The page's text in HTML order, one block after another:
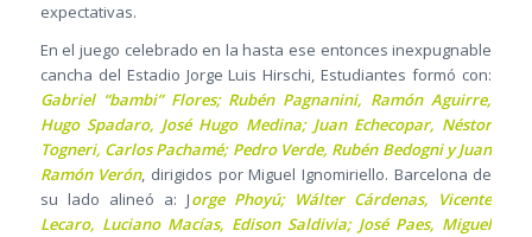
expectativas.
En el juego celebrado en la hasta ese entonces inexpugnable
cancha del Estadio Jorge Luis Hirschi, Estudiantes formó con:
Gabriel “bambi” Flores; Rubén Pagnanini, Ramón Aguirre,
Hugo Spadaro, José Hugo Medina; Juan Echecopar, Néstor
Togneri, Carlos Pachamé; Pedro Verde, Rubén Bedogni y Juan
Ramón Verón, dirigidos por Miguel Ignomiriello. Barcelona de
su lado alineó a: Jorge Phoyú; Wálter Cárdenas, Vicente
Lecaro, Luciano Macías, Edison Saldivia; José Paes, Miguel